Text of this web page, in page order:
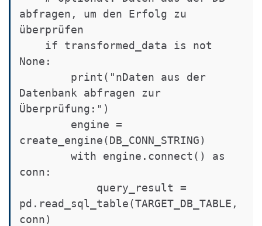
abfragen, um den Erfolg zu
überprüfen
None:
Datenbank abfragen zur
Überprüfung:")
create_engine(DB_CONN_STRING)
conn:
pd.read_sql_table(TARGET_DB_TABLE,
conn)